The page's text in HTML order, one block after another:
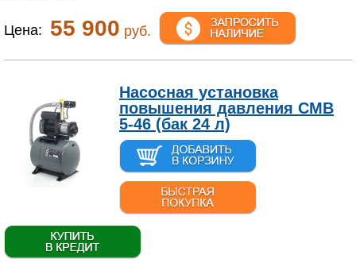
Цена: 55 900 руб.
Насосная установка
повышения давления CMB
5-46 (бак 24 л)